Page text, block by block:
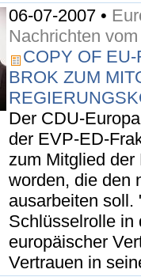
06-07-2007 •
Nachrichten
COPY OF
BROK ZUM
Der CDU-
der EVP-ED-
zum Mitglied der
worden, die den
ausarbeiten soll.
Schlüsselrolle in
europäischer
Vertrauen in